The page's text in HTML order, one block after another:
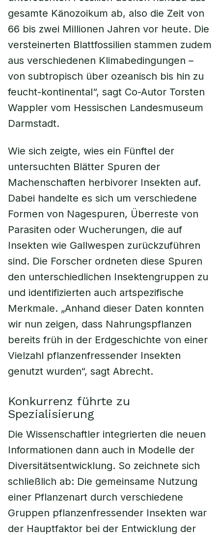
gesamte Känozoikum ab, also die Zeit von
66 bis zwei Millionen Jahren vor heute. Die
versteinerten Blattfossilien stammen zudem
aus verschiedenen Klimabedingungen –
von subtropisch über ozeanisch bis hin zu
feucht-kontinental“, sagt Co-Autor Torsten
Wappler vom Hessischen Landesmuseum
Darmstadt.
Wie sich zeigte, wies ein Fünftel der
untersuchten Blätter Spuren der
Machenschaften herbivorer Insekten auf.
Dabei handelte es sich um verschiedene
Formen von Nagespuren, Überreste von
Parasiten oder Wucherungen, die auf
Insekten wie Gallwespen zurückzuführen
sind. Die Forscher ordneten diese Spuren
den unterschiedlichen Insektengruppen zu
und identifizierten auch artspezifische
Merkmale. „Anhand dieser Daten konnten
wir nun zeigen, dass Nahrungspflanzen
bereits früh in der Erdgeschichte von einer
Vielzahl pflanzenfressender Insekten
genutzt wurden“, sagt Abrecht.
Konkurrenz führte zu
Spezialisierung
Die Wissenschaftler integrierten die neuen
Informationen dann auch in Modelle der
Diversitätsentwicklung. So zeichnete sich
schließlich ab: Die gemeinsame Nutzung
einer Pflanzenart durch verschiedene
Gruppen pflanzenfressender Insekten war
der Hauptfaktor bei der Entwicklung der